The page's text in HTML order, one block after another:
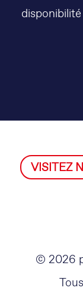
VISITEZ
© 2026